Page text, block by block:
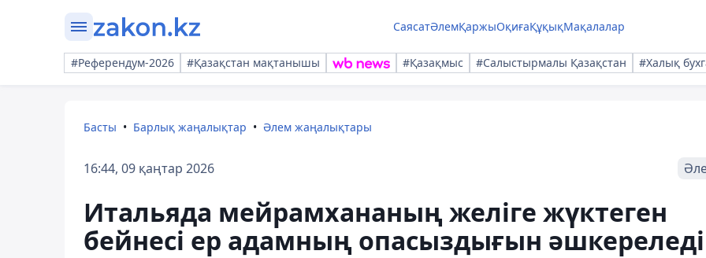
СаясатӘлемҚаржыОқиғаҚұқықМақалалар
#Референдум-2026 #Қазақстан мақтанышы #Қазақмыс #Салыстырмалы Қазақстан #Халық
Басты Барлық жаңалықтар Әлем жаңалықтары
16:44, 09 қаңтар 2026
Итальяда мейрамхананың желіге жүктеген
бейнесі ер адамның опасыздығын әшкереледі